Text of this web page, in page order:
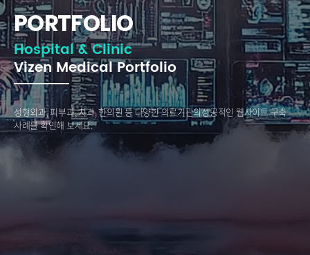
PORTFOLIO
Hospital & Clinic
Vizen Medical Portfolio
성형외과, 피부과, 치과, 한의원 등 다양한 의료기관의성공적인 웹사이트 구축
사례를 확인해 보세요.